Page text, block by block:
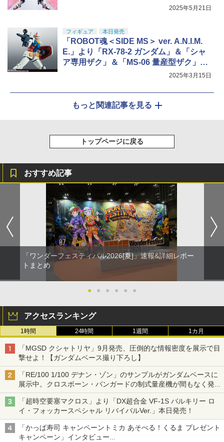
2025年5月21日
フィギュア 本日発売
「ROBOT魂＜SIDE MS＞ ver. A.N.I.M.
E.」より「RX-78-2 ガンダム」＆「シャ
ア専用ザク」＆「MS-06 量産型ザク」再
2025年3月15日
もっと関連記事を見る
トップページに戻る
おすすめ記事
「ワンダーフェスティバル2026[夏]」速報&詳細レポー
トまとめ
● ● ● ● ● ●
アクセスランキング
1時間 24時間 1週間 1カ月
「MGSD クシャトリヤ」9月発売、圧倒的な情報密度を展示で目
撃せよ！【ガンダムベース撮り下ろし】
「RE/100 1/100 デナン・ゾン」のサンプルがガンダムベースに
展示中。クロスボーン・バンガードの制式量産機が間もなく発送
【ガンダムベース撮り下ろし】
「超時空要塞マクロス」より「DX超合金 VF-1S バルキリー ロ
イ・フォッカースペシャル リバイバルVer.」本日発売！
「かっぱ寿司 キャンペーントミカ あそべる！くるま プレゼント
キャンペーン」インタビュー